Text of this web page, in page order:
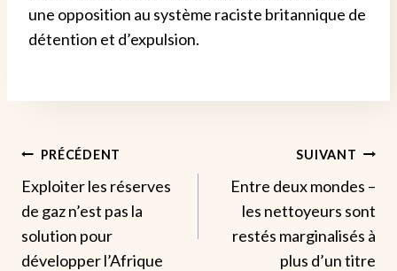
une opposition au système raciste britannique de
détention et d’expulsion.
Navigation
De
L’article
PRÉCÉDENT
Exploiter les réserves
de gaz n’est pas la
solution pour
développer l’Afrique
SUIVANT
Entre deux mondes –
les nettoyeurs sont
restés marginalisés à
plus d’un titre